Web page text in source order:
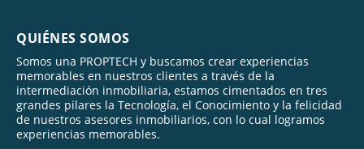
QUIÉNES SOMOS
Somos una PROPTECH y buscamos crear experiencias
memorables en nuestros clientes a través de la
intermediación inmobiliaria, estamos cimentados en tres
grandes pilares la Tecnología, el Conocimiento y la felicidad
de nuestros asesores inmobiliarios, con lo cual logramos
experiencias memorables.